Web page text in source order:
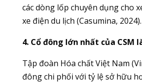
các dòng lốp chuyên dụng cho
xe điện du lịch (Casumina, 2024).
4. Cổ đông lớn nhất của CSM
Tập đoàn Hóa chất Việt Nam
đông chi phối với tỷ lệ sở hữu